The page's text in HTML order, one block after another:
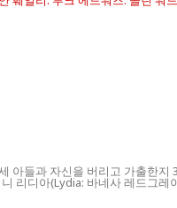
아들과 자신을 버리고 가출한
리디아(Lydia: 바네사 레드그